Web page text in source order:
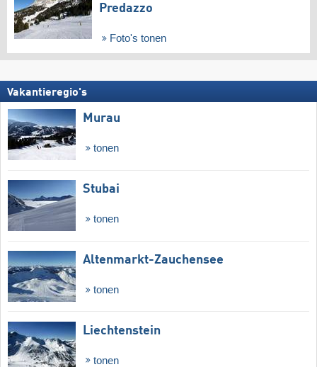
Predazzo
Foto's tonen
Vakantieregio's
Murau
tonen
Stubai
tonen
Altenmarkt-Zauchensee
tonen
Liechtenstein
tonen